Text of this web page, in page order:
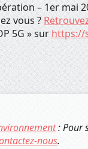
– 1er mai
vous ?
5G » surhttps://
: Pour
nous.